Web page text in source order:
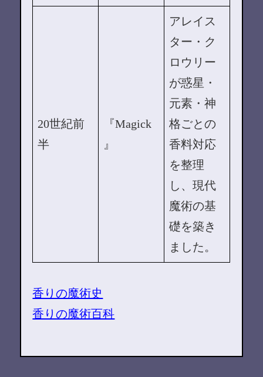
20世紀前
半
『Magick
』
アレイス
ター・ク
ロウリー
が惑星・
元素・神
格ごとの
香料対応
を整理
し、現代
魔術の基
礎を築き
ました。
香りの魔術史
香りの魔術百科